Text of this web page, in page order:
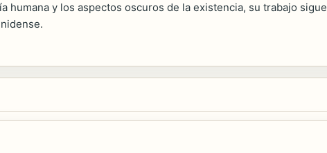
humana y los aspectos oscuros de la existencia, su trabajo